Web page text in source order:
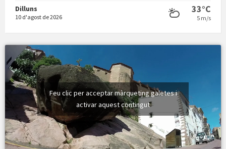
Dilluns
10 d'agost de 2026
33°C
5 m/s
Feu clic per acceptar màrqueting galetes i
activar aquest contingut